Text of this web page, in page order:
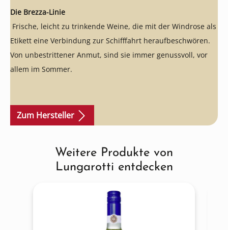
Die Brezza-Linie
Frische, leicht zu trinkende Weine, die mit der Windrose als
Etikett eine Verbindung zur Schifffahrt heraufbeschwören.
Von unbestrittener Anmut, sind sie immer genussvoll, vor
allem im Sommer.
Zum Hersteller
Produktgalerie überspringen
Weitere Produkte von
Lungarotti entdecken